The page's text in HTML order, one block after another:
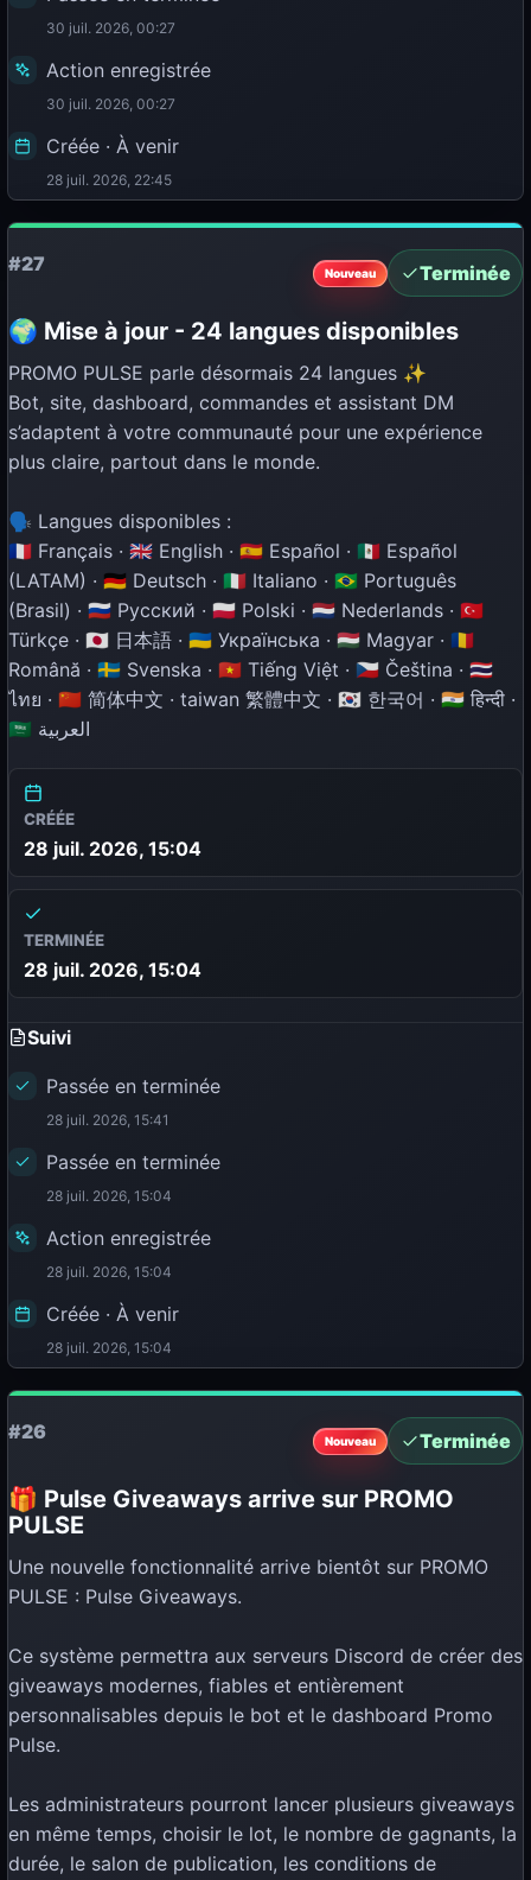
30 juil. 2026, 00:27
Action enregistrée
30 juil. 2026, 00:27
Créée · À venir
28 juil. 2026, 22:45
#27 Nouveau Terminée
🌍 Mise à jour - 24 langues disponibles
PROMO PULSE parle désormais 24 langues ✨
Bot, site, dashboard, commandes et assistant DM
s’adaptent à votre communauté pour une expérience
plus claire, partout dans le monde.
🗣️ Langues disponibles :
🇫🇷 Français · 🇬🇧 English · 🇪🇸 Español · 🇲🇽 Español
(LATAM) · 🇩🇪 Deutsch · 🇮🇹 Italiano · 🇧🇷 Português
(Brasil) · 🇷🇺 Русский · 🇵🇱 Polski · 🇳🇱 Nederlands · 🇹🇷
Türkçe · 🇯🇵 日本語 · 🇺🇦 Українська · 🇭🇺 Magyar · 🇷🇴
Română · 🇸🇪 Svenska · 🇻🇳 Tiếng Việt · 🇨🇿 Čeština · 🇹🇭
ไทย · 🇨🇳 简体中文 · taiwan 繁體中文 · 🇰🇷 한국어 · 🇮🇳 हिन्दी ·
🇸🇦 العربية
CRÉÉE
28 juil. 2026, 15:04
TERMINÉE
28 juil. 2026, 15:04
Suivi
Passée en terminée
28 juil. 2026, 15:41
Passée en terminée
28 juil. 2026, 15:04
Action enregistrée
28 juil. 2026, 15:04
Créée · À venir
28 juil. 2026, 15:04
#26 Nouveau Terminée
🎁 Pulse Giveaways arrive sur PROMO
PULSE
Une nouvelle fonctionnalité arrive bientôt sur PROMO
PULSE : Pulse Giveaways.
Ce système permettra aux serveurs Discord de créer des
giveaways modernes, fiables et entièrement
personnalisables depuis le bot et le dashboard Promo
Pulse.
Les administrateurs pourront lancer plusieurs giveaways
en même temps, choisir le lot, le nombre de gagnants, la
durée, le salon de publication, les conditions de